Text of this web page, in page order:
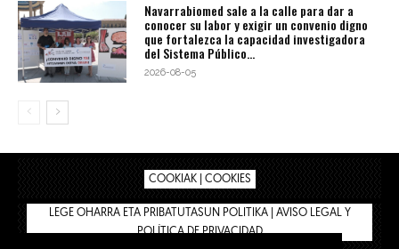
Navarrabiomed sale a la calle para dar a
conocer su labor y exigir un convenio digno
que fortalezca la capacidad investigadora
del Sistema Público...
2026-08-05
COOKIAK | COOKIES
LEGE OHARRA ETA PRIBATUTASUN POLITIKA | AVISO LEGAL Y
POLÍTICA DE PRIVACIDAD